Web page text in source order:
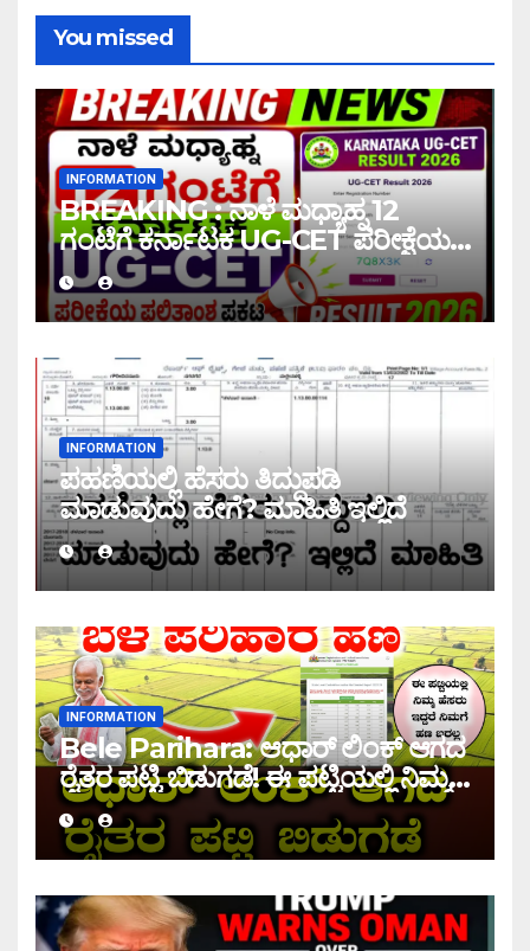
You missed
INFORMATION
BREAKING : ನಾಳೆ ಮಧ್ಯಾಹ್ನ 12
ಗಂಟೆಗೆ ಕರ್ನಾಟಕ UG-CET ಪರೀಕ್ಷೆಯ
ಫಲಿತಾಂಶ ಪ್ರಕಟ |UG-CET Result
2026
INFORMATION
ಪಹಣಿಯಲ್ಲಿ ಹೆಸರು ತಿದ್ದುಪಡಿ
ಮಾಡುವುದು ಹೇಗೆ? ಮಾಹಿತಿ ಇಲ್ಲಿದೆ
INFORMATION
Bele Parihara: ಆಧಾರ್ ಲಿಂಕ್ ಆಗದ
ರೈತರ ಪಟ್ಟಿ ಬಿಡುಗಡೆ! ಈ ಪಟ್ಟಿಯಲ್ಲಿ ನಿಮ್ಮ
ಹೆಸರು ಇದ್ದರೆ ನಿಮಗೆ ಹಣ ಜಮಾ ಆಗಲ್ಲ !